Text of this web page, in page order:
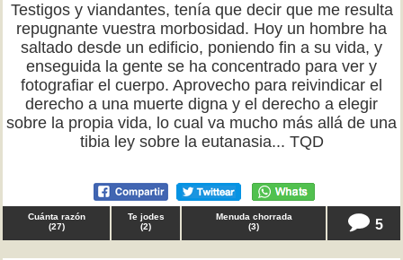
Testigos y viandantes, tenía que decir que me resulta
repugnante vuestra morbosidad. Hoy un hombre ha
saltado desde un edificio, poniendo fin a su vida, y
enseguida la gente se ha concentrado para ver y
fotografiar el cuerpo. Aprovecho para reivindicar el
derecho a una muerte digna y el derecho a elegir
sobre la propia vida, lo cual va mucho más allá de una
tibia ley sobre la eutanasia... TQD
Cuánta razón
(27)
Te jodes
(2)
Menuda chorrada
(3) 5